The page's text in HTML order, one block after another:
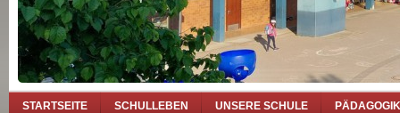
STARTSEITE SCHULLEBEN UNSERE SCHULE PÄDAGOGIK